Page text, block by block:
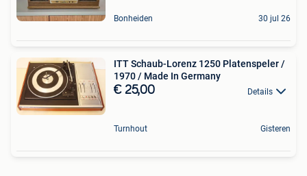
Bonheiden 30 jul 26
ITT Schaub-Lorenz 1250 Platenspeler /
1970 / Made In Germany
€ 25,00 Details
Turnhout Gisteren